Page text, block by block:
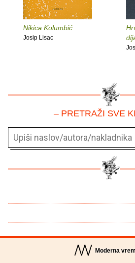
Nikica Kolumbić
Josip Lisac
– PRETRAŽI SVE
Moderna